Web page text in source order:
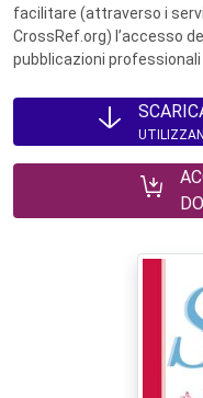
facilitare (attraverso i
CrossRef.org) l’accesso
pubblicazioni